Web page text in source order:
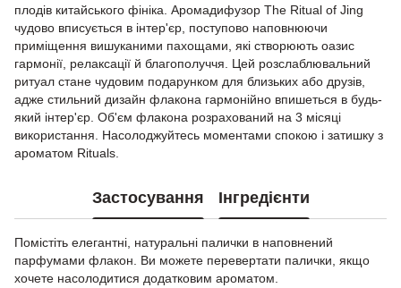
плодів китайського фініка. Аромадифузор The Ritual of Jing
чудово вписується в інтер'єр, поступово наповнюючи
приміщення вишуканими пахощами, які створюють оазис
гармонії, релаксації й благополуччя. Цей розслаблювальний
ритуал стане чудовим подарунком для близьких або друзів,
адже стильний дизайн флакона гармонійно впишеться в будь-
який інтер'єр. Об'єм флакона розрахований на 3 місяці
використання. Насолоджуйтесь моментами спокою і затишку з
ароматом Rituals.
Застосування Інгредієнти
Помістіть елегантні, натуральні палички в наповнений
парфумами флакон. Ви можете перевертати палички, якщо
хочете насолодитися додатковим ароматом.